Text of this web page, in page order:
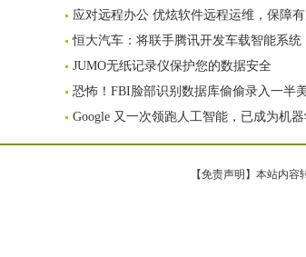
应对远程办公 优炫软件远程运维，保障有
恒大汽车：将联手腾讯开发车载智能系统
JUMO无纸记录仪保护您的数据安全
恐怖！FBI脸部识别数据库偷偷录入一半
Google 又一次领跑人工智能，已成为机
【免责声明】本站内